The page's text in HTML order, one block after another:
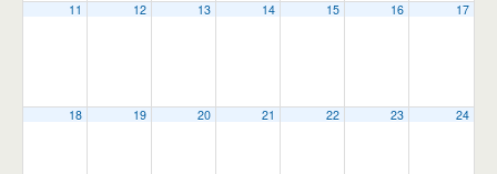
11 12 13 14 15 16 17
18 19 20 21 22 23 24